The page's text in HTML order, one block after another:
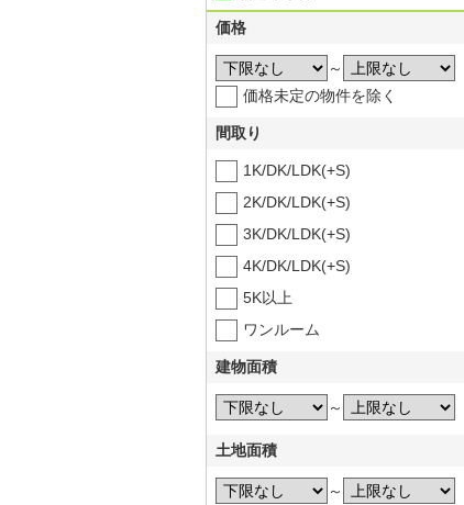
価格
～
価格未定の物件を除く
間取り
1K/DK/LDK(+S)
2K/DK/LDK(+S)
3K/DK/LDK(+S)
4K/DK/LDK(+S)
5K以上
ワンルーム
建物面積
～
土地面積
～